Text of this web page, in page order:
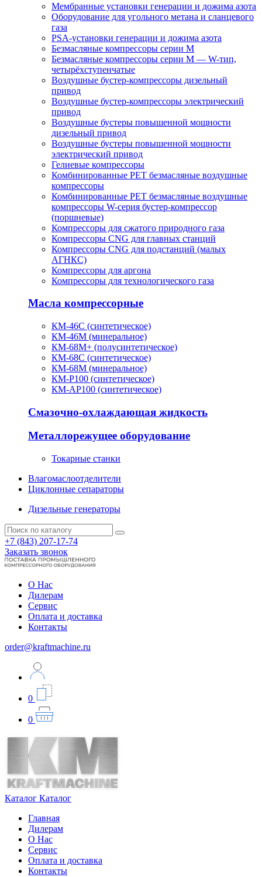
Мембранные установки генерации и дожима азота
Оборудование для угольного метана и сланцевого
газа
PSA-установки генерации и дожима азота
Безмасляные компрессоры серии M
Безмасляные компрессоры серии M — W-тип,
четырёхступенчатые
Воздушные бустер-компрессоры дизельный
привод
Воздушные бустер-компрессоры электрический
привод
Воздушные бустеры повышенной мощности
дизельный привод
Воздушные бустеры повышенной мощности
электрический привод
Гелиевые компрессоры
Комбинированные PET безмасляные воздушные
компрессоры
Комбинированные PET безмасляные воздушные
компрессоры W-серия бустер-компрессор
(поршневые)
Компрессоры для сжатого природного газа
Компрессоры CNG для главных станций
Компрессоры CNG для подстанций (малых
АГНКС)
Компрессоры для аргона
Компрессоры для технологического газа
Масла компрессорные
КМ-46С (синтетическое)
КМ-46М (минеральное)
КМ-68М+ (полусинтетическое)
КМ-68С (синтетическое)
КМ-68М (минеральное)
КМ-Р100 (синтетическое)
КМ-АР100 (синтетическое)
Смазочно-охлаждающая жидкость
Металлорежущее оборудование
Токарные станки
Влагомаслоотделители
Циклонные сепараторы
Дизельные генераторы
+7 (843) 207-17-74
Заказать звонок
О Нас
Дилерам
Сервис
Оплата и доставка
Контакты
order@kraftmachine.ru
0
0
Каталог Каталог
Главная
Дилерам
О Нас
Сервис
Оплата и доставка
Контакты